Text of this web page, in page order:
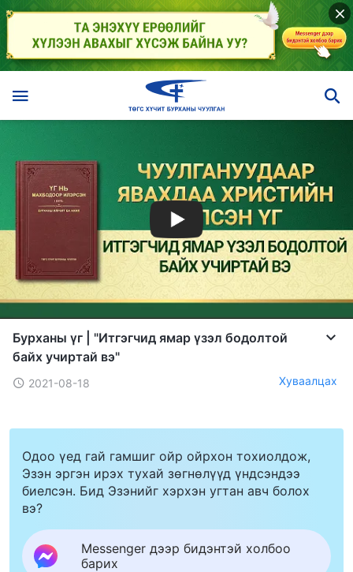
Бурханы үг | "Итгэгчид ямар үзэл бодолтой
байх учиртай вэ"
2021-08-18 Хуваалцах
Одоо үед гай гамшиг ойр ойрхон тохиолдож,
Эзэн эргэн ирэх тухай зөгнөлүүд үндсэндээ
биелсэн. Бид Эзэнийг хэрхэн угтан авч болох
вэ?
Messenger дээр бидэнтэй холбоо
барих